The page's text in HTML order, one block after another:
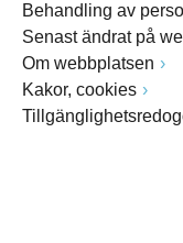
Behandling av
Senast ändrat på
Om webbplatsen
Kakor, cookies